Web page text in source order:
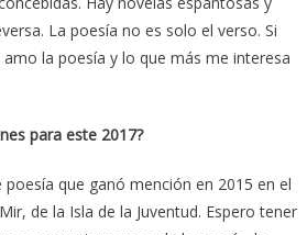
La poesía no es solo el verso. Si
la poesía y lo que más me interesa
para este 2017?
que ganó mención en 2015 en el
de la Isla de la Juventud. Espero tener